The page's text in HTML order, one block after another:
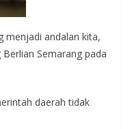
menjadi andalan kita,
Semarang pada
daerah tidak